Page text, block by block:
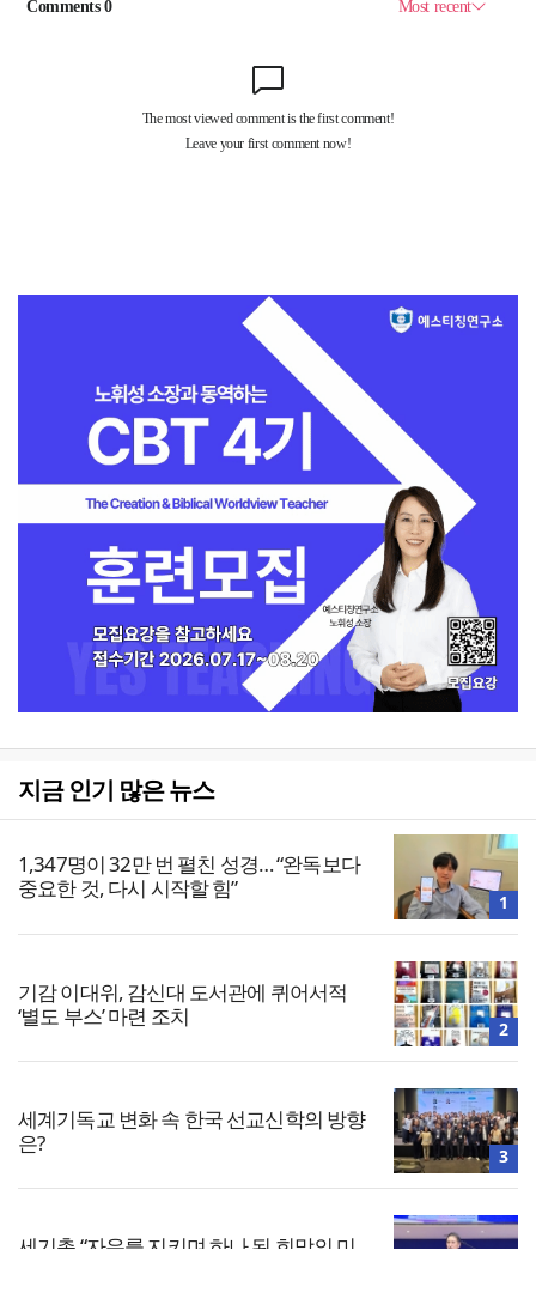
지금 인기 많은 뉴스
1,347명이 32만 번 펼친 성경… “완독보다
중요한 것, 다시 시작할 힘”
1
기감 이대위, 감신대 도서관에 퀴어서적
‘별도 부스’ 마련 조치
2
세계기독교 변화 속 한국 선교신학의 방향
은?
3
세기총 “자유를 지키며 하나 된 희망의 미